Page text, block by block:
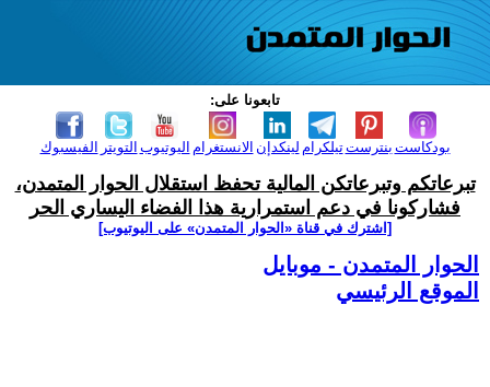
تابعونا على:
الفيسبوك التويتر اليوتيوب الانستغرام لينكدإن تيلكرامبنترست بودكاست
تبرعاتكم وتبرعاتكن المالية تحفظ استقلال الحوار المتمدن،
فشاركونا في دعم استمرارية هذا الفضاء اليساري الحر
[اشترك في قناة ‫«الحوار المتمدن» على اليوتيوب]
الحوار المتمدن - موبايل
الموقع الرئيسي